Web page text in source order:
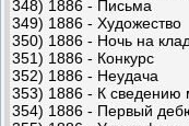
348) 1886 - Письма
349) 1886 - Художество
350) 1886 - Ночь на
351) 1886 - Конкурс
352) 1886 - Неудача
353) 1886 - К сведению
354) 1886 - Первый